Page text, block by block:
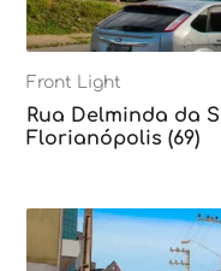
Front Light
Rua Delminda da
Florianópolis (69)